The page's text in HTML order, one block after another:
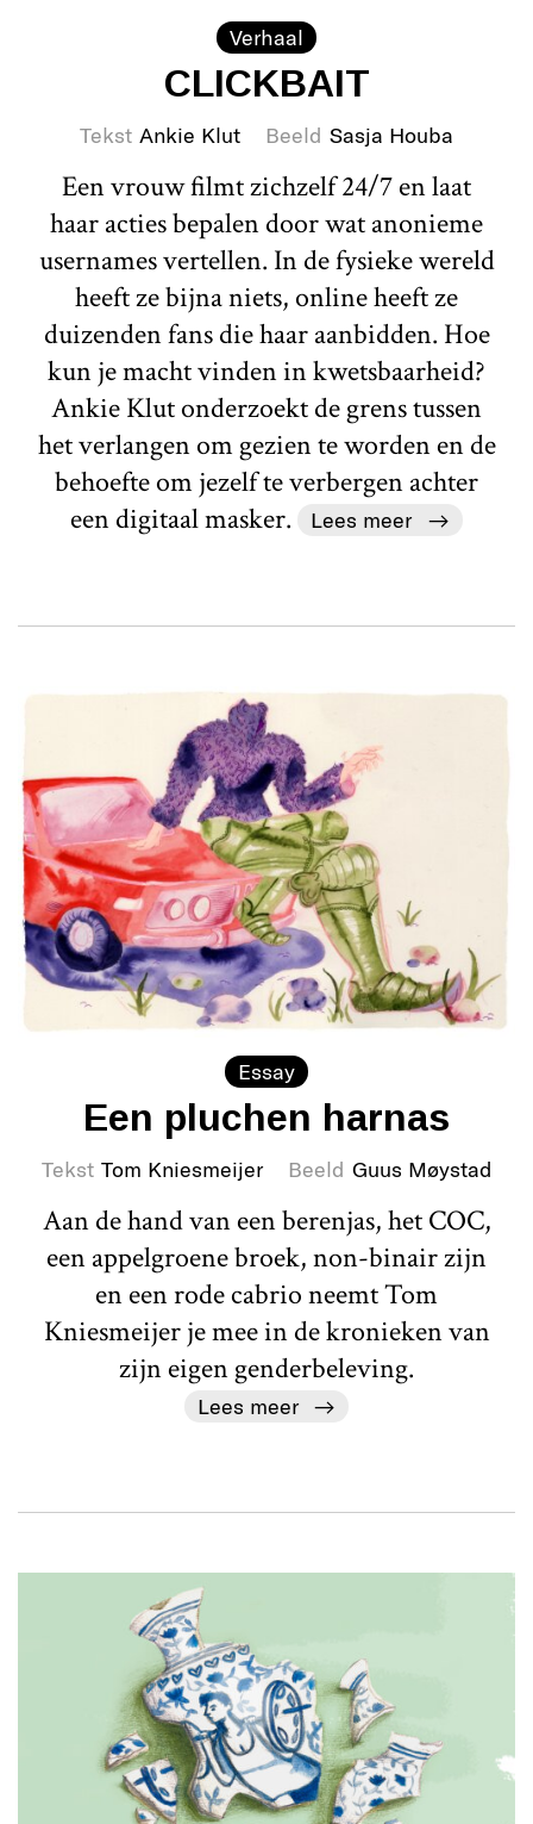
Verhaal
CLICKBAIT
Tekst Ankie Klut Beeld Sasja Houba
Een vrouw filmt zichzelf 24/7 en laat
haar acties bepalen door wat anonieme
usernames vertellen. In de fysieke wereld
heeft ze bijna niets, online heeft ze
duizenden fans die haar aanbidden. Hoe
kun je macht vinden in kwetsbaarheid?
Ankie Klut onderzoekt de grens tussen
het verlangen om gezien te worden en de
behoefte om jezelf te verbergen achter
een digitaal masker.
Lees meer
Essay
Een pluchen harnas
Tekst Tom Kniesmeijer Beeld Guus Møystad
Aan de hand van een berenjas, het COC,
een appelgroene broek, non-binair zijn
en een rode cabrio neemt Tom
Kniesmeijer je mee in de kronieken van
zijn eigen genderbeleving.
Lees meer